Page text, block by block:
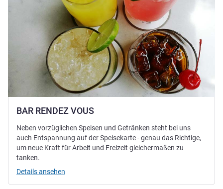
BAR RENDEZ VOUS
Neben vorzüglichen Speisen und Getränken steht bei uns
auch Entspannung auf der Speisekarte - genau das Richtige,
um neue Kraft für Arbeit und Freizeit gleichermaßen zu
tanken.
Details ansehen